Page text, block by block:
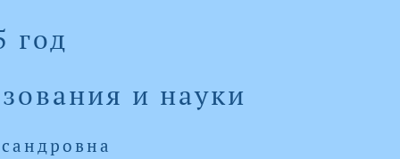
год
и науки